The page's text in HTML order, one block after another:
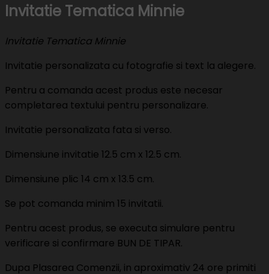
Invitatie Tematica Minnie
Invitatie Tematica Minnie
Invitatie personalizata cu fotografie si text la alegere.
Pentru a comanda acest produs este necesar
completarea textului pentru personalizare.
Invitatie personalizata fata si verso.
Dimensiune invitatie 12.5 cm x 12.5 cm.
Dimensiune plic 14 cm x 13.5 cm.
Se pot comanda minim 15 invitatii.
Pentru acest produs, se executa simulare pentru
verificare si confirmare BUN DE TIPAR.
Dupa Plasarea Comenzii, in aproximativ 24 ore primiti